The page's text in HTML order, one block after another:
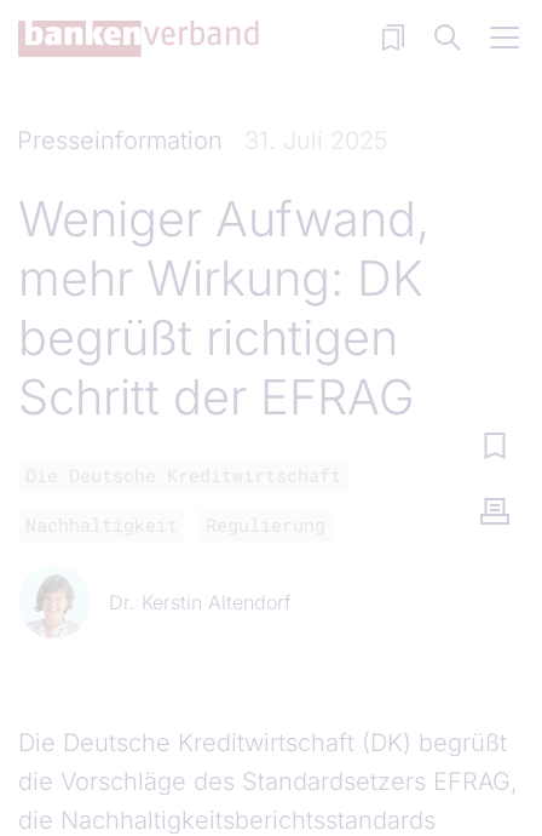
Direkt zum Inhalt
Presseinformation 31. Juli 2025
Weniger Aufwand,
mehr Wirkung: DK
begrüßt richtigen
Schritt der EFRAG
Dr. Kerstin Altendorf
Die Deutsche Kreditwirtschaft (DK) begrüßt
die Vorschläge des Standardsetzers EFRAG,
die Nachhaltigkeitsberichtsstandards